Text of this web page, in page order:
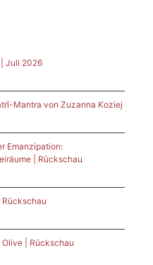
Juli 2026
Mantra von Zuzanna Koziej
Emanzipation:
| Rückschau
Rückschau
| Rückschau